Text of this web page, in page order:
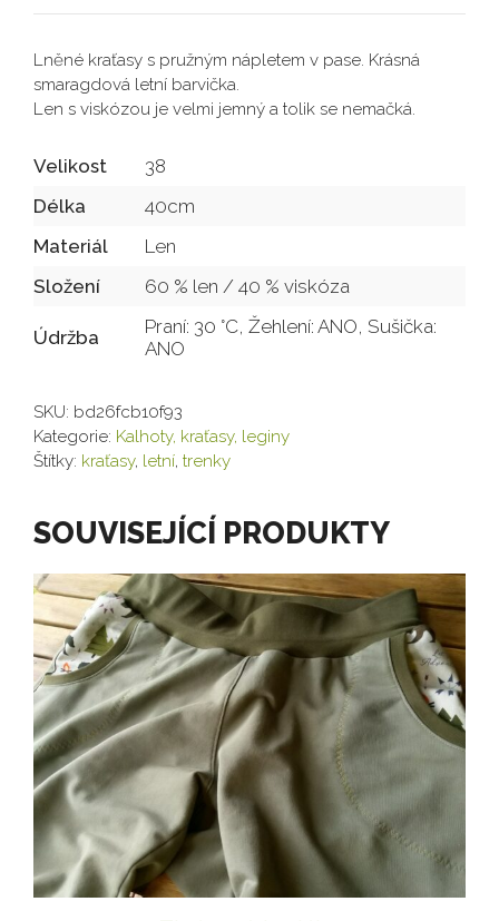
Lněné kraťasy s pružným nápletem v pase. Krásná
smaragdová letní barvička.
Len s viskózou je velmi jemný a tolik se nemačká.
Velikost
38
Délka
40cm
Materiál
Len
Složení
60 % len / 40 % viskóza
Údržba
Praní: 30 °C, Žehlení: ANO, Sušička:
ANO
SKU: bd26fcb10f93
Kategorie: Kalhoty, kraťasy, leginy
Štítky: kraťasy, letní, trenky
SOUVISEJÍCÍ PRODUKTY